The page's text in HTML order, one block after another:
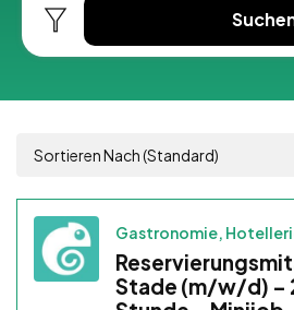
Sortieren Nach (Standard)
Gastronomie,
Stade (m/w/d) –